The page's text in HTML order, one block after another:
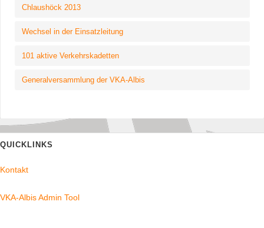
Chlaushöck 2013
Wechsel in der Einsatzleitung
101 aktive Verkehrskadetten
Generalversammlung der VKA-Albis
QUICKLINKS
Kontakt
VKA-Albis Admin Tool